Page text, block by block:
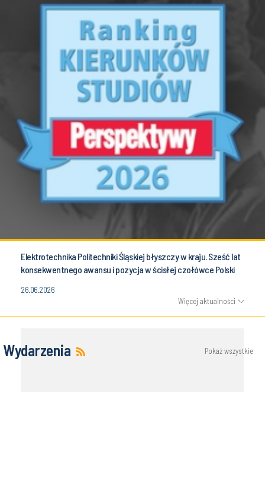
Elektrotechnika Politechniki Śląskiej błyszczy w kraju. Sześć lat
konsekwentnego awansu i pozycja w ścisłej czołówce Polski
26.06.2026
Więcej aktualności
Wydarzenia Pokaż wszystkie